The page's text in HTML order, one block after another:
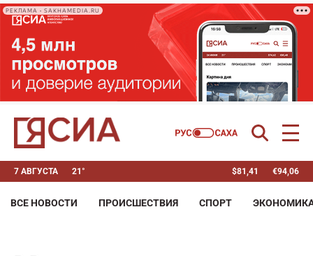
РЕКЛАМА • SAKHAMEDIA.RU
7 АВГУСТА 21° $81,41 €94,06
ВСЕ НОВОСТИ ПРОИСШЕСТВИЯ СПОРТ